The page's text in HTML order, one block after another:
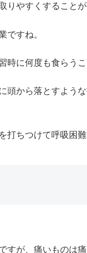
りやすくすることが
ですね。
時に何度も食らう
頭から落とすよう
打ちつけて呼吸困
すが、痛いものは痛